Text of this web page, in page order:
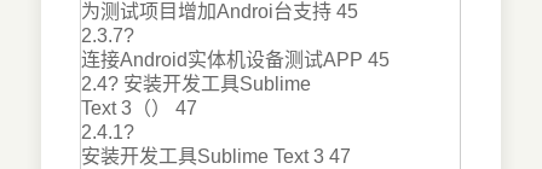
为测试项目增加Androi台支持 45
2.3.7?
连接Android实体机设备测试APP 45
2.4? 安装开发工具Sublime
Text 3（） 47
2.4.1?
安装开发工具Sublime Text 3 47